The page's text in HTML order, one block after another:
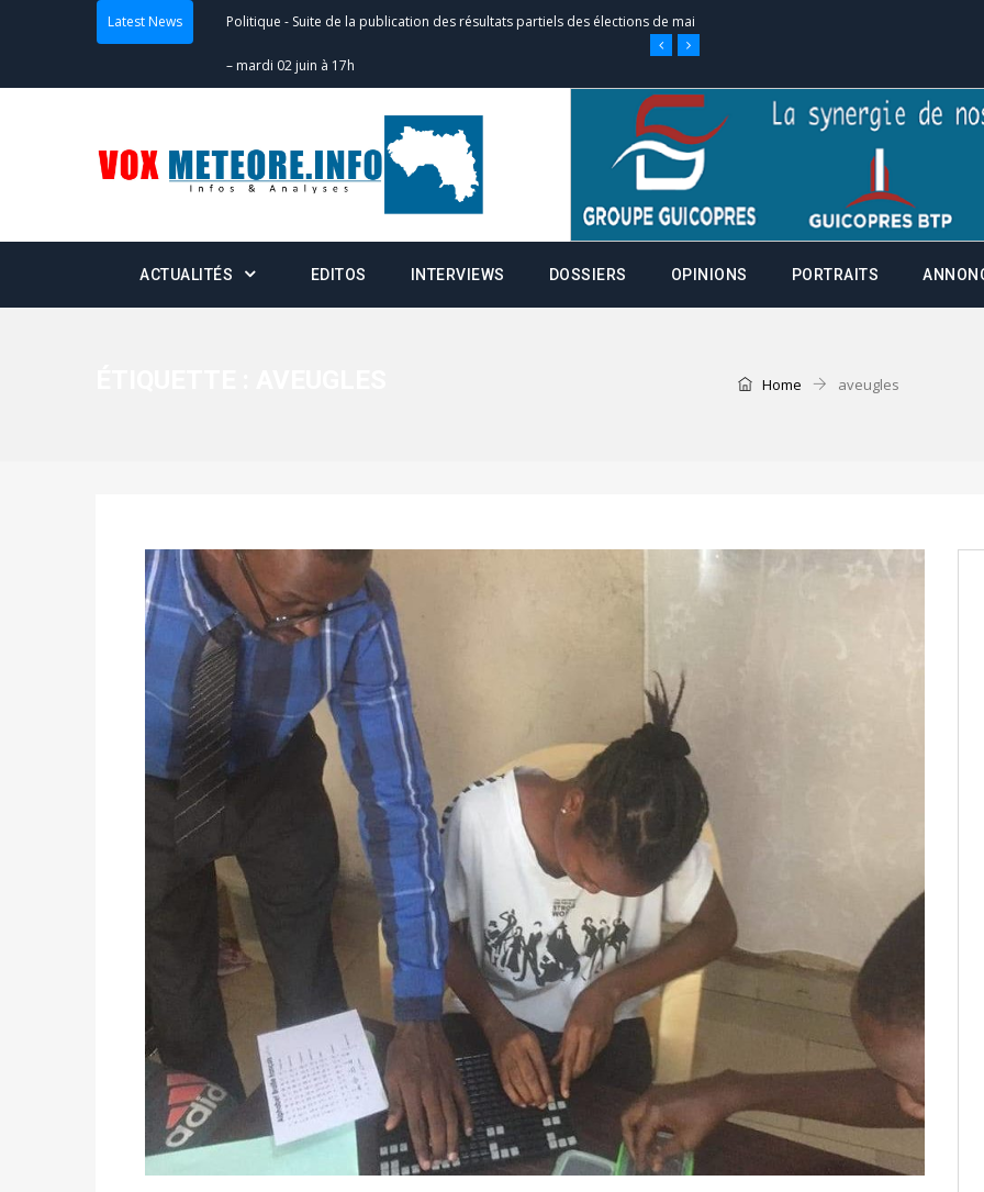
Latest News Politique - Suite de la publication des résultats partiels des élections de mai
– mardi 02 juin à 17h
Scrutins : la DGE active un centre d’appel, joignable au 105, ouvert
24h/24 et 7j/7
Actualités - Double scrutin du 31 mai : fin des campagnes ce jeudi 28 mai à
minuit
Actualités Communiqué relatif à la délivrance de la fiche de procuration
Politique-Double scrutin du 31 mai : retrait des cartes d’électeurs possible
du 16 au 31 mai 2026
Politique-Délégués de bureaux de vote : vos informations à transmettre
avant le 16 mai 2026 à 16h
Politique-Proclamation des résultats globaux provisoires et des
statistiques des législatives et communales : ce 4 juin à 18h
Suite de la publication des résultats partiels des élections de mai
ce 03 juin à 14h
ACTUALITÉS EDITOS INTERVIEWS DOSSIERS OPINIONS PORTRAITS
Home aveugles